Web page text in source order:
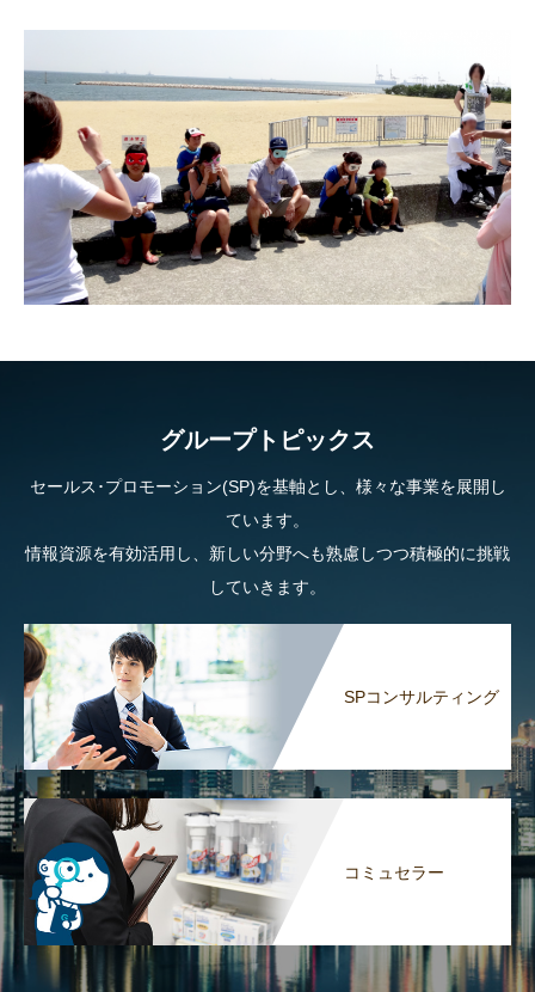
グループトピックス
セールス･プロモーション(SP)を基軸とし、様々な事業を展開し
ています。
情報資源を有効活用し、新しい分野へも熟慮しつつ積極的に挑戦
していきます。
SPコンサルティング
コミュセラー